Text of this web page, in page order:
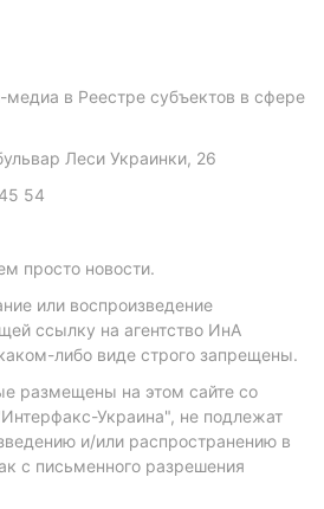
медиа в Реестре субъектов в сфере
Леси Украинки, 26
54
просто новости.
или воспроизведение
ссылку на агентство ИнА
либо виде строго запрещены.
размещены на этом сайте со
Украина", не подлежат
и/или распространению в
с письменного разрешения